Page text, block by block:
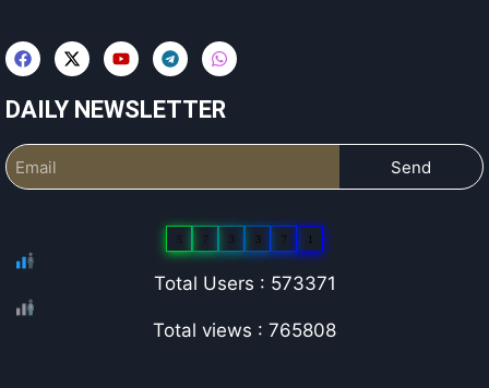
DAILY NEWSLETTER
Send
5 7 3 3 7 1
Total Users : 573371
Total views : 765808